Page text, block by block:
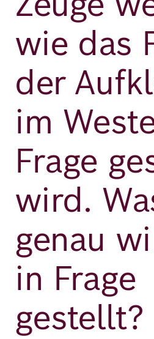
wie das
der
im
Frage
wird.
genau
in Frage
gestellt?